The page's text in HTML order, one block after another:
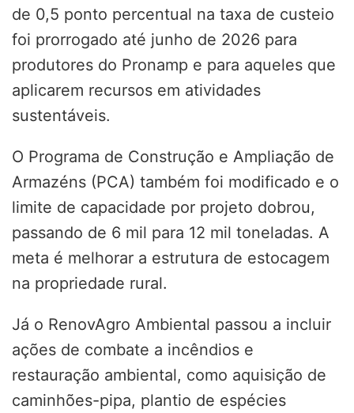
de 0,5 ponto percentual na taxa de custeio
foi prorrogado até junho de 2026 para
produtores do Pronamp e para aqueles que
aplicarem recursos em atividades
sustentáveis.
O Programa de Construção e Ampliação de
Armazéns (PCA) também foi modificado e o
limite de capacidade por projeto dobrou,
passando de 6 mil para 12 mil toneladas. A
meta é melhorar a estrutura de estocagem
na propriedade rural.
Já o RenovAgro Ambiental passou a incluir
ações de combate a incêndios e
restauração ambiental, como aquisição de
caminhões-pipa, plantio de espécies